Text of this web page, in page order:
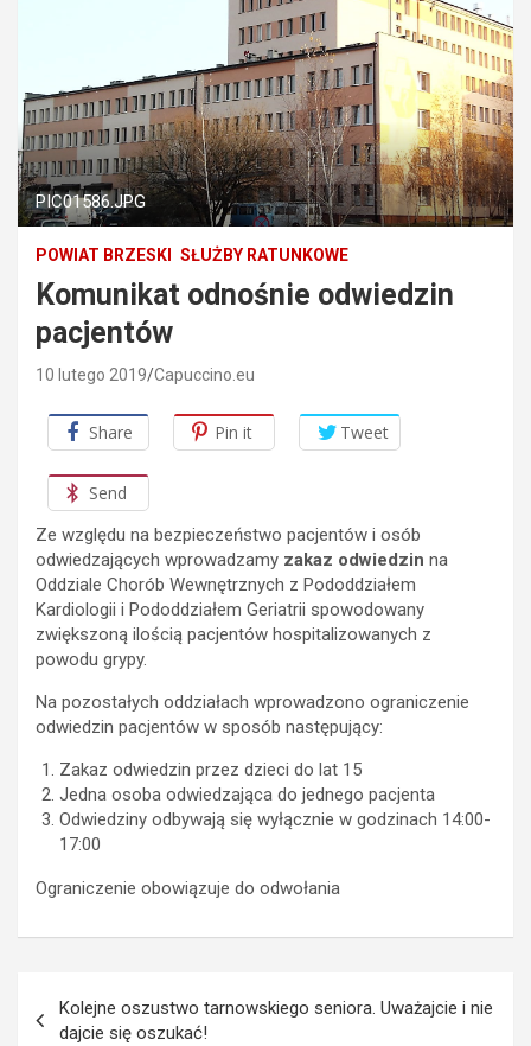
PIC01586.JPG
POWIAT BRZESKI SŁUŻBY RATUNKOWE
Komunikat odnośnie odwiedzin
pacjentów
10 lutego 2019 Capuccino.eu
Share Pin it Tweet
Send
Ze względu na bezpieczeństwo pacjentów i osób
odwiedzających wprowadzamy zakaz odwiedzin na
Oddziale Chorób Wewnętrznych z Pododdziałem
Kardiologii i Pododdziałem Geriatrii spowodowany
zwiększoną ilością pacjentów hospitalizowanych z
powodu grypy.
Na pozostałych oddziałach wprowadzono ograniczenie
odwiedzin pacjentów w sposób następujący:
Zakaz odwiedzin przez dzieci do lat 15
Jedna osoba odwiedzająca do jednego pacjenta
Odwiedziny odbywają się wyłącznie w godzinach 14:00-
17:00
Ograniczenie obowiązuje do odwołania
wpisu
Kolejne oszustwo tarnowskiego seniora. Uważajcie i nie
dajcie się oszukać!